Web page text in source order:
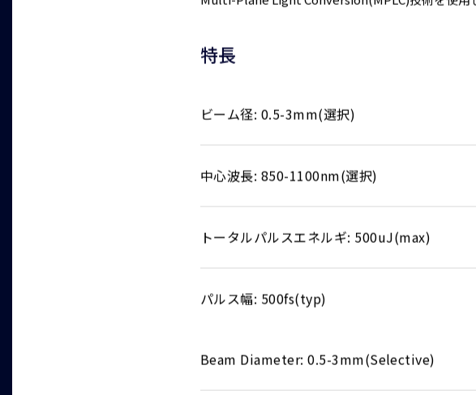
特長
ビーム径: 0.5-3mm(選択)
中心波長: 850-1100nm(選択)
トータルパルスエネルギ: 500uJ(max)
パルス幅: 500fs(typ)
Beam Diameter: 0.5-3mm(Selective)